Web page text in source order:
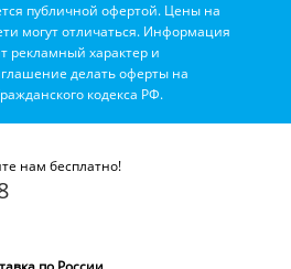
публичной офертой. Цены на
могут отличаться. Информация
рекламный характер и
делать оферты на
кодекса РФ.
нам бесплатно!